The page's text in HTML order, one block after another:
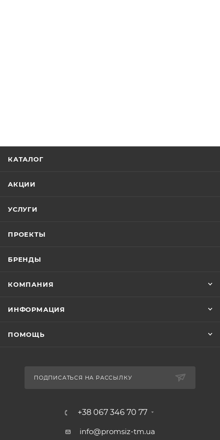
КАТАЛОГ
АКЦИИ
УСЛУГИ
ПРОЕКТЫ
БРЕНДЫ
КОМПАНИЯ
ИНФОРМАЦИЯ
ПОМОЩЬ
ПОДПИСАТЬСЯ НА РАССЫЛКУ
+38 067 346 70 77
info@promsiz-tm.ua